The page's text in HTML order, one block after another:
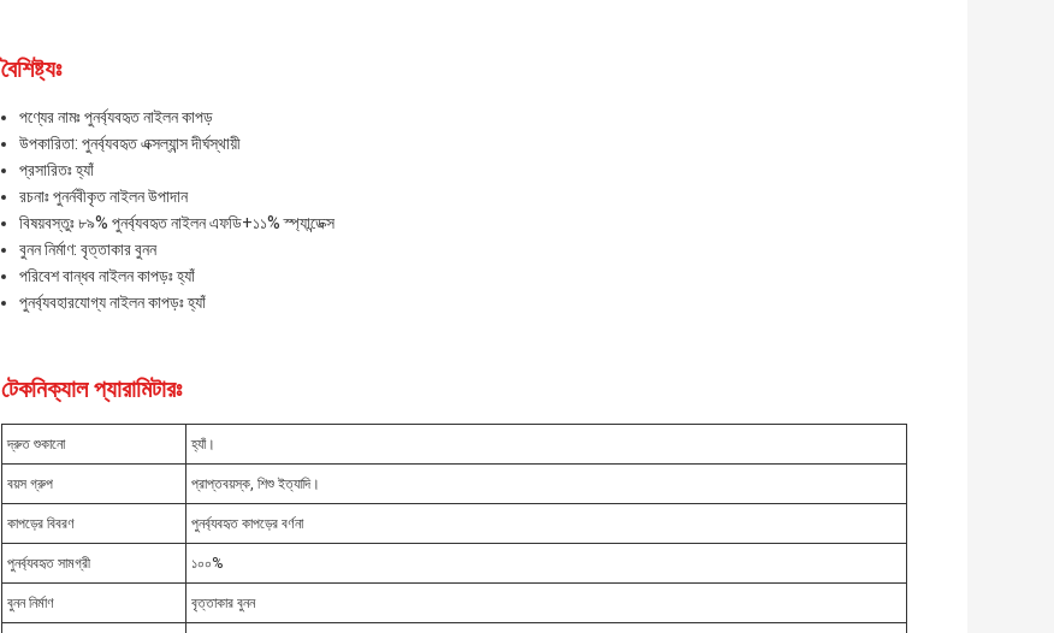
বৈশিষ্ট্যঃ
পণ্যের নামঃ পুনর্ব্যবহৃত নাইলন কাপড়
উপকারিতা: পুনর্ব্যবহৃত এক্সল্যান্স দীর্ঘস্থায়ী
প্রসারিতঃ হ্যাঁ
রচনাঃ পুনর্নবীকৃত নাইলন উপাদান
বিষয়বস্তুঃ ৮৯% পুনর্ব্যবহৃত নাইলন এফডি+১১% স্প্যান্ডেক্স
বুনন নির্মাণ: বৃত্তাকার বুনন
পরিবেশ বান্ধব নাইলন কাপড়ঃ হ্যাঁ
পুনর্ব্যবহারযোগ্য নাইলন কাপড়ঃ হ্যাঁ
টেকনিক্যাল প্যারামিটারঃ
দ্রুত শুকানো হ্যাঁ।
বয়স গ্রুপ প্রাপ্তবয়স্ক, শিশু ইত্যাদি।
কাপড়ের বিবরণ পুনর্ব্যবহৃত কাপড়ের বর্ণনা
পুনর্ব্যবহৃত সামগ্রী ১০০%
বুনন নির্মাণ বৃত্তাকার বুনন